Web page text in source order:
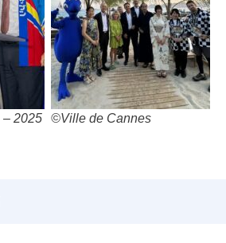
2025 ©Ville de Cannes